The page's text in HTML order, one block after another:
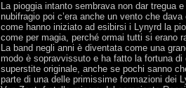
La pioggia intanto sembrava non dar tregua
nubifragio poi c’era anche un vento che
come hanno iniziato ad esibirsi i Lynyrd la
come per magia, perché ormai tutti si erano
La band negli anni è diventata come una
modo è sopravvissuto e ha fatto la fortuna
superstite originale, anche se pochi sanno
parte di una delle primissime formazioni dei